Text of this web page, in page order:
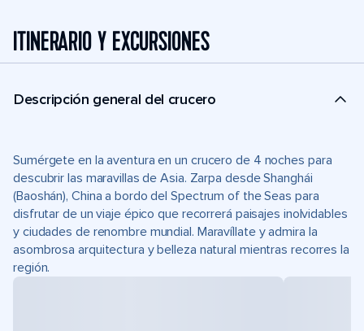
ITINERARIO Y EXCURSIONES
Descripción general del crucero
Sumérgete en la aventura en un crucero de 4 noches para
descubrir las maravillas de Asia. Zarpa desde Shanghái
(Baoshán), China a bordo del Spectrum of the Seas para
disfrutar de un viaje épico que recorrerá paisajes inolvidables
y ciudades de renombre mundial. Maravíllate y admira la
asombrosa arquitectura y belleza natural mientras recorres la
región.